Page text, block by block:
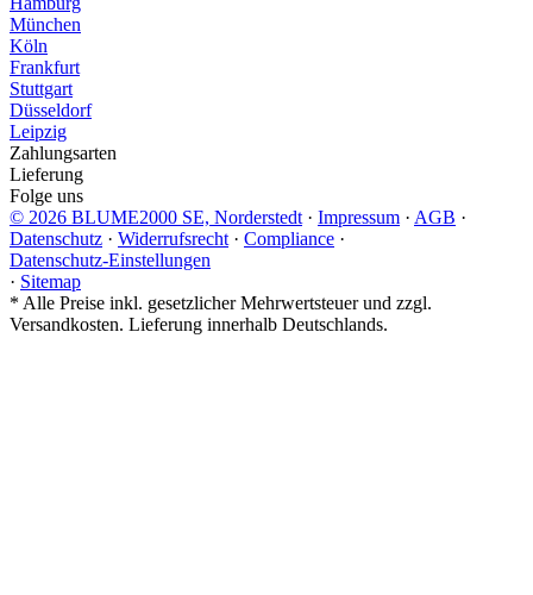
München
Köln
Frankfurt
Stuttgart
Düsseldorf
Leipzig
Zahlungsarten
Lieferung
Folge uns
© 2026 BLUME2000 SE, Norderstedt · Impressum · AGB ·
Datenschutz · Widerrufsrecht · Compliance ·
Datenschutz-Einstellungen
· Sitemap
* Alle Preise inkl. gesetzlicher Mehrwertsteuer und zzgl.
Versandkosten. Lieferung innerhalb Deutschlands.